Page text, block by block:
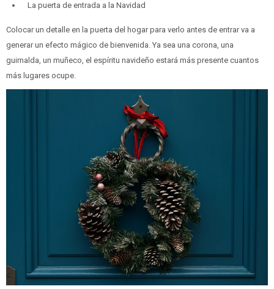
La puerta de entrada a la Navidad
Colocar un detalle en la puerta del hogar para verlo antes de entrar va a
generar un efecto mágico de bienvenida. Ya sea una corona, una
guirnalda, un muñeco, el espíritu navideño estará más presente cuantos
más lugares ocupe.